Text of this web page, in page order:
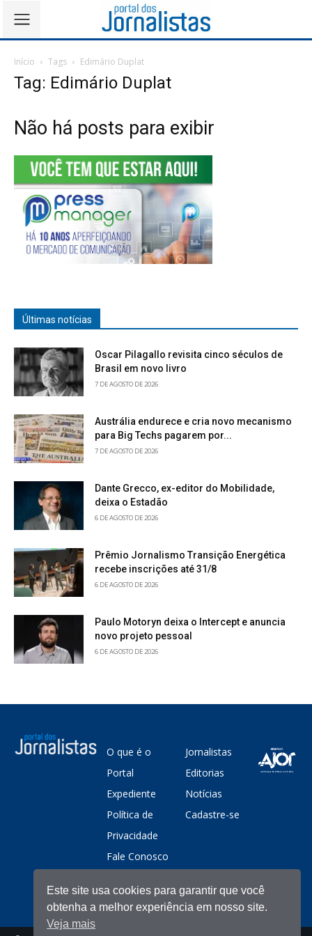
Início Tags Edimário Duplat
Tag: Edimário Duplat
Não há posts para exibir
Últimas notícias
Oscar Pilagallo revisita cinco séculos de
Brasil em novo livro
7 DE AGOSTO DE 2026
Austrália endurece e cria novo mecanismo
para Big Techs pagarem por...
7 DE AGOSTO DE 2026
Dante Grecco, ex-editor do Mobilidade,
deixa o Estadão
6 DE AGOSTO DE 2026
Prêmio Jornalismo Transição Energética
recebe inscrições até 31/8
6 DE AGOSTO DE 2026
Paulo Motoryn deixa o Intercept e anuncia
novo projeto pessoal
6 DE AGOSTO DE 2026
O que é o
Portal
Expediente
Política de
Privacidade
Fale Conosco
Jornalistas
Editorias
Notícias
Cadastre-se
Este site usa cookies para garantir que você
obtenha a melhor experiência em nosso site.
Veja mais